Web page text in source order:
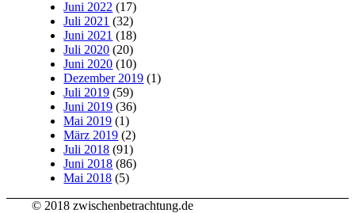
Juni 2022 (17)
Juli 2021 (32)
Juni 2021 (18)
Juli 2020 (20)
Juni 2020 (10)
Dezember 2019 (1)
Juli 2019 (59)
Juni 2019 (36)
Mai 2019 (1)
März 2019 (2)
Juli 2018 (91)
Juni 2018 (86)
Mai 2018 (5)
© 2018 zwischenbetrachtung.de